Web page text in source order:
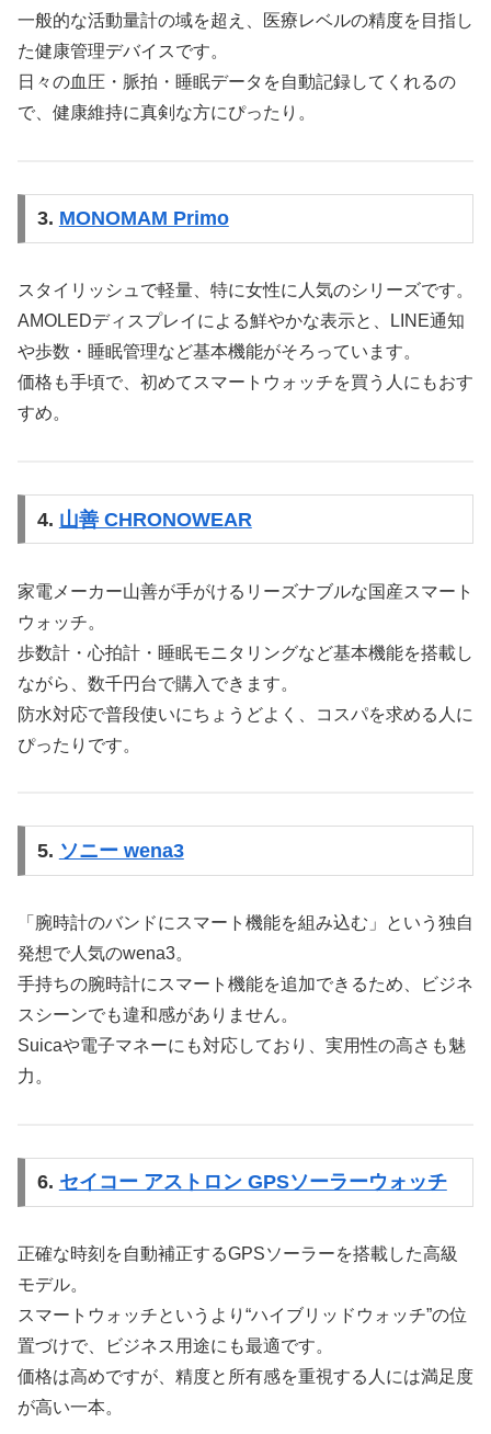
一般的な活動量計の域を超え、医療レベルの精度を目指し
た健康管理デバイスです。
日々の血圧・脈拍・睡眠データを自動記録してくれるの
で、健康維持に真剣な方にぴったり。
3. MONOMAM Primo
スタイリッシュで軽量、特に女性に人気のシリーズです。
AMOLEDディスプレイによる鮮やかな表示と、LINE通知
や歩数・睡眠管理など基本機能がそろっています。
価格も手頃で、初めてスマートウォッチを買う人にもおす
すめ。
4. 山善 CHRONOWEAR
家電メーカー山善が手がけるリーズナブルな国産スマート
ウォッチ。
歩数計・心拍計・睡眠モニタリングなど基本機能を搭載し
ながら、数千円台で購入できます。
防水対応で普段使いにちょうどよく、コスパを求める人に
ぴったりです。
5. ソニー wena3
「腕時計のバンドにスマート機能を組み込む」という独自
発想で人気のwena3。
手持ちの腕時計にスマート機能を追加できるため、ビジネ
スシーンでも違和感がありません。
Suicaや電子マネーにも対応しており、実用性の高さも魅
力。
6. セイコー アストロン GPSソーラーウォッチ
正確な時刻を自動補正するGPSソーラーを搭載した高級
モデル。
スマートウォッチというより“ハイブリッドウォッチ”の位
置づけで、ビジネス用途にも最適です。
価格は高めですが、精度と所有感を重視する人には満足度
が高い一本。